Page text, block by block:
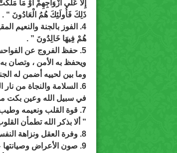
إِلا عَلَى أَزْوَاجِهِمْ أَوْ مَا
ذَلِكَ فَأُولَئِكَ هُمُ الْعَادُونَ “ .
4. الفوز بالجنة والنعيم المقيم في الآخرة ” أُولَئِكَ هُمُ الْوَارِثُونَ الَّذِينَ يَرِثُونَ الْفِرْدَوْسَ
هُمْ فِيهَا خَالِدُونَ ” .
5. حفظ الفروج عن الفواحش مما تزكو به النفوس ، وتسلم به المجتمعات ،
ويحفظ به الأمن ، وتصان
وما بين لحييه أضمن له
6. السلامة والنجاة من نار السموم ” ثلاثة لا ترى أعينهم النار عين حرست
في سبيل الله وعين بكت
7. قوة القلب ونعيمه وطيب النفس وانشراح الصدر فصاحبها مستريح النفس مطمأن البال
” ألا بذكر الله تطمأن
8. وفرة العقل ونزاهة النفس وكمالها وعزها وقلة الهم والحزن والغم .
9. صون الأعراض وصيانتها عن الحرام والرذيلة ومواضع الآثام